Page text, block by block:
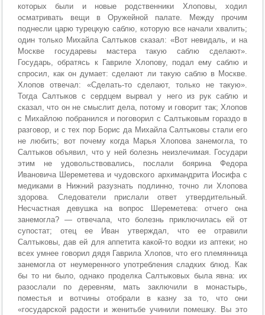
которых были и новые родственники Хлоповы, ходил
осматривать вещи в Оружейной палате. Между прочим
поднесли царю турецкую саблю, которую все начали хвалить;
один только Михайла Салтыков сказал: «Вот невидаль, и на
Москве государевы мастера такую саблю сделают».
Государь, обратясь к Гавриле Хлопову, подал ему саблю и
спросил, как он думает: сделают ли такую саблю в Москве.
Хлопов отвечал: «Сделать-то сделают, только не такую».
Тогда Салтыков с сердцем вырвал у него из рук саблю и
сказал, что он не смыслит дела, потому и говорит так; Хлопов
с Михайлою побранился и поговорил с Салтыковым гораздо в
разговор, и с тех пор Борис да Михайла Салтыковы стали его
не любить; вот почему когда Марья Хлопова занемогла, то
Салтыков объявил, что у ней болезнь неизлечимая. Государи
этим не удовольствовались, послали боярина Федора
Ивановича Шереметева и чудовского архимандрита Иосифа с
медиками в Нижний разузнать подлинно, точно ли Хлопова
здорова. Следователи прислали ответ утвердительный.
Несчастная девушка на вопрос Шереметева: отчего она
занемогла? — отвечала, что болезнь приключилась ей от
супостат; отец ее Иван утверждал, что ее отравили
Салтыковы, дав ей для аппетита какой-то водки из аптеки; но
всех умнее говорил дядя Гаврила Хлопов, что его племянница
занемогла от неумеренного употребления сладких блюд. Как
бы то ни было, однако проделка Салтыковых была явна: их
разослали по деревням, мать заключили в монастырь,
поместья и вотчины отобрали в казну за то, что они
«государской радости и женитьбе учинили помешку. Вы это